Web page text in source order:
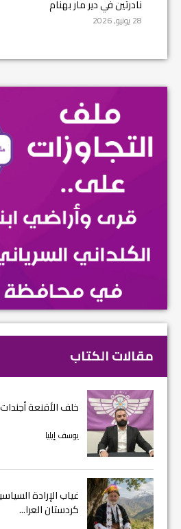
نادرتين في دير مار بهنام
28 يونيو, 2026
مقالات الكتاب
خلف الأقنعة
يوسف إيليا
غياب الإرادة
كردستان العرا...